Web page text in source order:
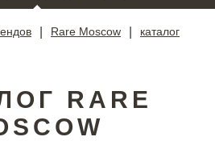
Rare Moscow каталог
RARE